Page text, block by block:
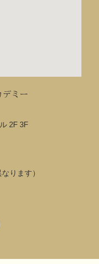
ミー
2F 3F
ります）